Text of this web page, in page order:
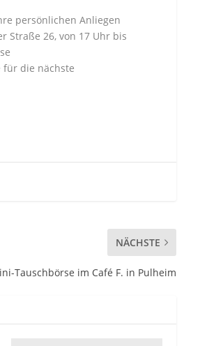
persönlichen Anliegen
Straße 26, von 17 Uhr bis
für die nächste
NÄCHSTE
Tauschbörse im Café F. in Pulheim